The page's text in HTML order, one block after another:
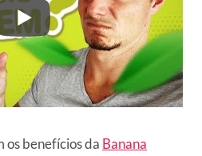
os benefícios da Banana